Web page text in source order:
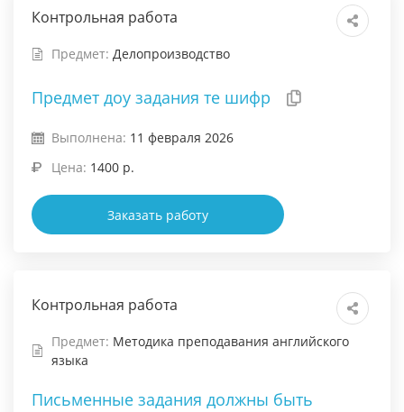
Контрольная работа
Предмет: Делопроизводство
Предмет доу задания те шифр
Выполнена: 11 февраля 2026
Цена: 1400 р.
Заказать работу
Контрольная работа
Предмет: Методика преподавания английского
языка
Письменные задания должны быть